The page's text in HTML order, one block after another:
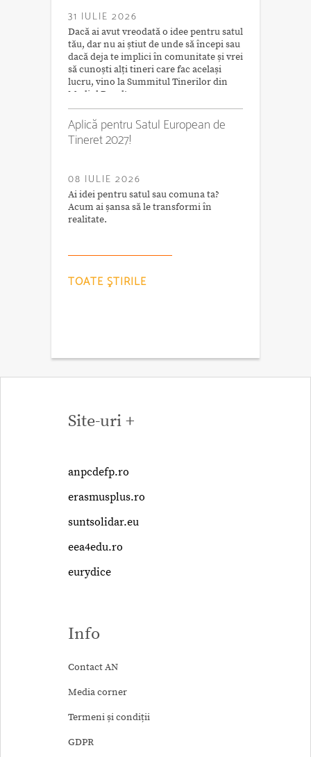
31 IULIE 2026
Dacă ai avut vreodată o idee pentru satul
tău, dar nu ai știut de unde să începi sau
dacă deja te implici în comunitate și vrei
să cunoști alți tineri care fac același
lucru, vino la Summitul Tinerilor din
Mediul Rural!
Aplică pentru Satul European de
Tineret 2027!
08 IULIE 2026
Ai idei pentru satul sau comuna ta?
Acum ai șansa să le transformi în
realitate.
TOATE ŞTIRILE
Site-uri +
anpcdefp.ro
erasmusplus.ro
suntsolidar.eu
eea4edu.ro
eurydice
Info
Contact AN
Media corner
Termeni și condiții
GDPR